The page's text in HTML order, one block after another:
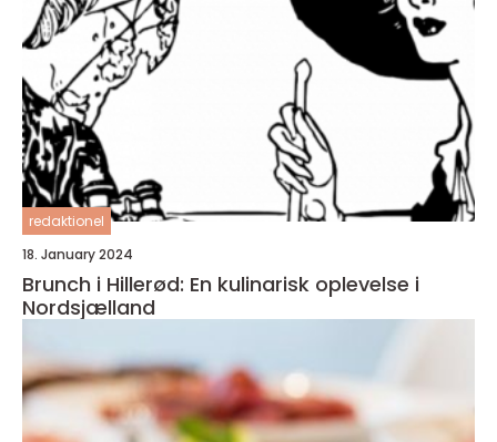
redaktionel
18. January 2024
Brunch i Hillerød: En kulinarisk oplevelse i
Nordsjælland